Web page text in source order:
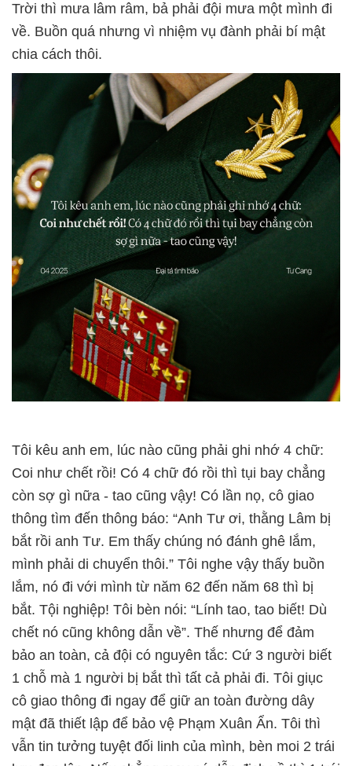
Trời thì mưa lâm râm, bả phải đội mưa một mình đi
về. Buồn quá nhưng vì nhiệm vụ đành phải bí mật
chia cách thôi.
Tôi kêu anh em, lúc nào cũng phải ghi nhớ 4 chữ:
Coi như chết rồi! Có 4 chữ đó rồi thì tụi bay chẳng
còn sợ gì nữa - tao cũng vậy! Có lần nọ, cô giao
thông tìm đến thông báo: “Anh Tư ơi, thằng Lâm bị
bắt rồi anh Tư. Em thấy chúng nó đánh ghê lắm,
mình phải di chuyển thôi.” Tôi nghe vậy thấy buồn
lắm, nó đi với mình từ năm 62 đến năm 68 thì bị
bắt. Tội nghiệp! Tôi bèn nói: “Lính tao, tao biết! Dù
chết nó cũng không dẫn về”. Thế nhưng để đảm
bảo an toàn, cả đội có nguyên tắc: Cứ 3 người biết
1 chỗ mà 1 người bị bắt thì tất cả phải đi. Tôi giục
cô giao thông đi ngay để giữ an toàn đường dây
mật đã thiết lập để bảo vệ Phạm Xuân Ẩn. Tôi thì
vẫn tin tưởng tuyệt đối linh của mình, bèn moi 2 trái